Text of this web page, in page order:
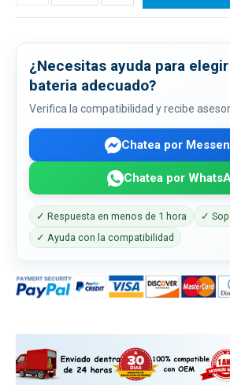
¿Necesitas ayuda para
bateria adecuado?
Verifica la compatibilidad y recibe
Chatea por
Chatea por
✓ Respuesta en menos de 1 hora
✓
✓ Ayuda con la compatibilidad